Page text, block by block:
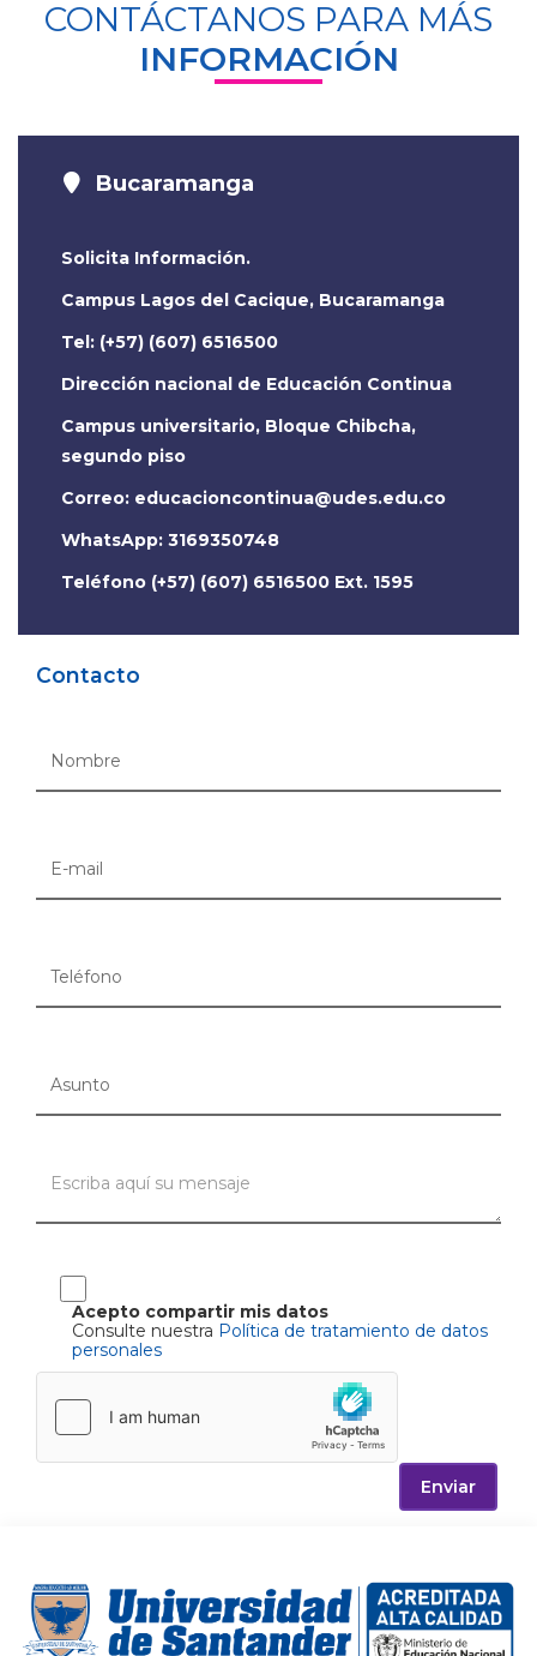
CONTÁCTANOS PARA MÁS
INFORMACIÓN
Bucaramanga
Solicita Información.
Campus Lagos del Cacique, Bucaramanga
Tel: (+57) (607) 6516500
Dirección nacional de Educación Continua
Campus universitario, Bloque Chibcha,
segundo piso
Correo:
WhatsApp: 3169350748
Teléfono (+57) (607) 6516500 Ext. 1595
Contacto
Acepto compartir mis datos
Consulte nuestra Política de tratamiento de datos
personales
Enviar